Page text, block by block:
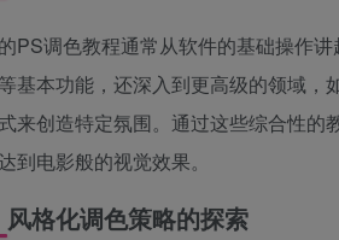
PS调色教程通常从软件的基础操作
基本功能，还深入到更高级的领域
来创造特定氛围。通过这些综合性的
到电影般的视觉效果。
风格化调色策略的探索